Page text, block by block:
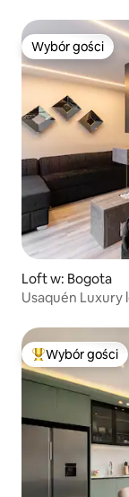
Wybór gości
Wybór gości
Loft w: Bogota
Usaquén Luxury
Wybór gości